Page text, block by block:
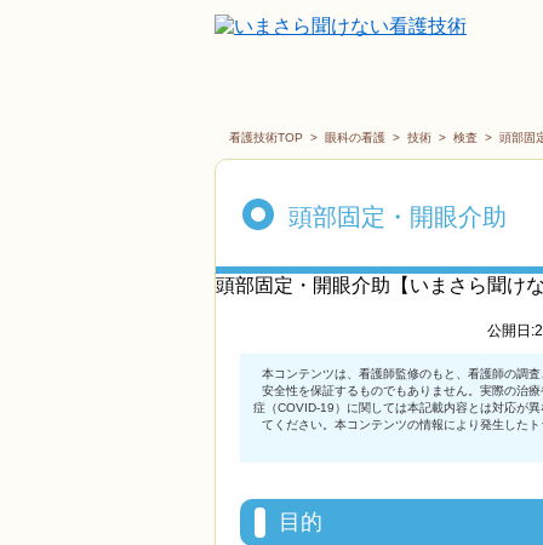
看護技術TOP > 眼科の看護 > 技術 > 検査 > 頭部固
頭部固定・開眼介助
頭部固定・開眼介助【いまさら聞け
公開日
目的